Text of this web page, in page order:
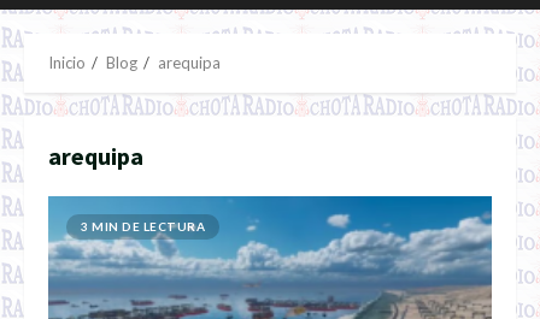
principal
Inicio Blog arequipa
arequipa
3 MIN DE LECTURA